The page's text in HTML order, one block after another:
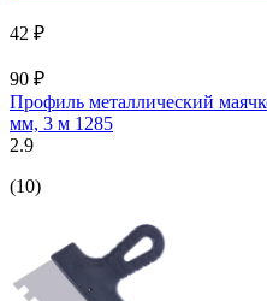
42 ₽
90 ₽
Профиль металлический
мм, 3 м 1285
2.9
(10)